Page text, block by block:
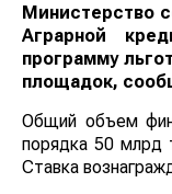
Министерство
Аграрной
программу
площадок,
Общий объем
порядка 50 млрд
Ставка